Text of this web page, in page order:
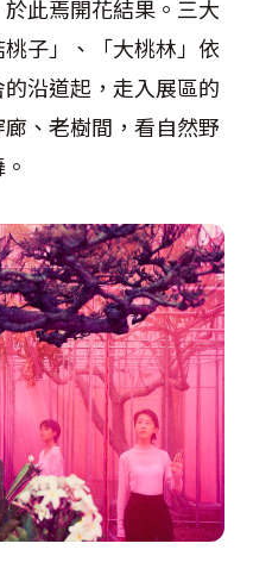
此焉開花結果。三大
子」、「大桃林」依
沿道起，走入展區的
、老樹間，看自然野